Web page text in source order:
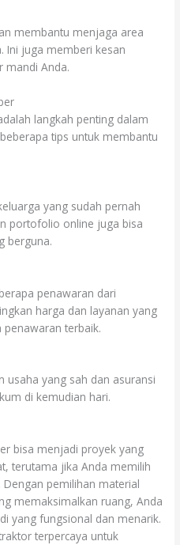
membantu menjaga area
Ini juga memberi kesan
mandi Anda.
langkah penting dalam
tips untuk membantu
yang sudah pernah
portofolio online juga bisa
berguna.
penawaran dari
harga dan layanan yang
terbaik.
usaha yang sah dan asuransi
di kemudian hari.
bisa menjadi proyek yang
terutama jika Anda memilih
pemilihan material
memaksimalkan ruang, Anda
yang fungsional dan menarik.
terpercaya untuk